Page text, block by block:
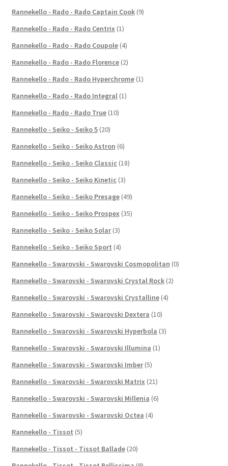
Rannekello - Rado - Rado Captain Cook (9)
Rannekello - Rado - Rado Centrix (1)
Rannekello - Rado - Rado Coupole (4)
Rannekello - Rado - Rado Florence (2)
Rannekello - Rado - Rado Hyperchrome (1)
Rannekello - Rado - Rado Integral (1)
Rannekello - Rado - Rado True (10)
Rannekello - Seiko - Seiko 5 (20)
Rannekello - Seiko - Seiko Astron (6)
Rannekello - Seiko - Seiko Classic (18)
Rannekello - Seiko - Seiko Kinetic (3)
Rannekello - Seiko - Seiko Presage (49)
Rannekello - Seiko - Seiko Prospex (35)
Rannekello - Seiko - Seiko Solar (3)
Rannekello - Seiko - Seiko Sport (4)
Rannekello - Swarovski - Swarovski Cosmopolitan (0)
Rannekello - Swarovski - Swarovski Crystal Rock (2)
Rannekello - Swarovski - Swarovski Crystalline (4)
Rannekello - Swarovski - Swarovski Dextera (10)
Rannekello - Swarovski - Swarovski Hyperbola (3)
Rannekello - Swarovski - Swarovski Illumina (1)
Rannekello - Swarovski - Swarovski Imber (5)
Rannekello - Swarovski - Swarovski Matrix (21)
Rannekello - Swarovski - Swarovski Millenia (6)
Rannekello - Swarovski - Swarovski Octea (4)
Rannekello - Tissot (5)
Rannekello - Tissot - Tissot Ballade (20)